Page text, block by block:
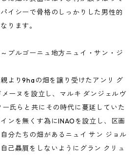
イシーで骨格のしっかりした男性的
ります。
ブルゴーニュ地方ニュイ・サン・ジ
より9haの畑を譲り受けたアンリ グ
ーヌを設立し、マルキ ダンジェルヴ
氏らと共にその時代に蔓延していた
ンを無くす為にINAOを設立し、区画
分たちの畑があるニュイ サン ジョル
己贔屓をしないようにグラン クリュ